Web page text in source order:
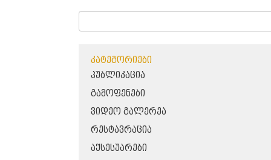
ᲙᲐᲢᲔᲒᲝᲠᲘᲔᲑᲘ
ᲞᲣᲑᲚᲘᲙᲐᲪᲘᲐ
ᲒᲐᲛᲝᲤᲔᲜᲔᲑᲘ
ᲕᲘᲓᲔᲝ ᲒᲐᲚᲔᲠᲔᲐ
ᲠᲔᲡᲢᲐᲕᲠᲐᲪᲘᲐ
ᲐᲥᲡᲔᲡᲣᲐᲠᲔᲑᲘ